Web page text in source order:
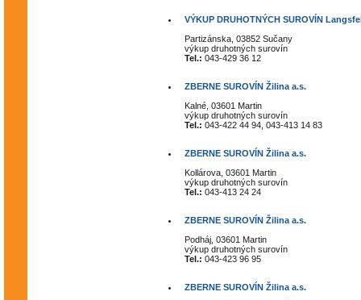
VÝKUP DRUHOTNÝCH SUROVÍN
Partizánska, 03852 Sučany
výkup druhotných surovín
Tel.: 043-429 36 12
ZBERNE SUROVÍN Žilina a.s.
Kalné, 03601 Martin
výkup druhotných surovín
Tel.: 043-422 44 94, 043-413 14 83
ZBERNE SUROVÍN Žilina a.s.
Kollárova, 03601 Martin
výkup druhotných surovín
Tel.: 043-413 24 24
ZBERNE SUROVÍN Žilina a.s.
Podháj, 03601 Martin
výkup druhotných surovín
Tel.: 043-423 96 95
ZBERNE SUROVÍN Žilina a.s.